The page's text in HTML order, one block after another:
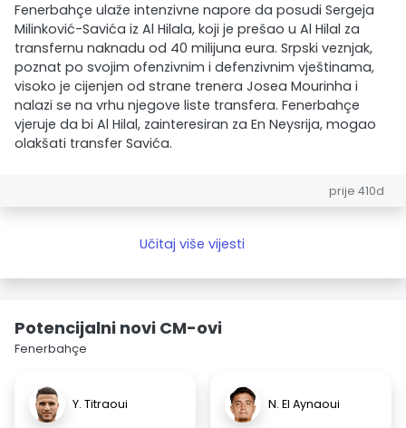
Fenerbahçe ulaže intenzivne napore da posudi Sergeja
Milinković-Savića iz Al Hilala, koji je prešao u Al Hilal za
transfernu naknadu od 40 milijuna eura. Srpski veznjak,
poznat po svojim ofenzivnim i defenzivnim vještinama,
visoko je cijenjen od strane trenera Josea Mourinha i
nalazi se na vrhu njegove liste transfera. Fenerbahçe
vjeruje da bi Al Hilal, zainteresiran za En Neysrija, mogao
olakšati transfer Savića.
prije 410d
Učitaj više vijesti
Potencijalni novi CM-ovi
Fenerbahçe
Y. Titraoui N. El Aynaoui